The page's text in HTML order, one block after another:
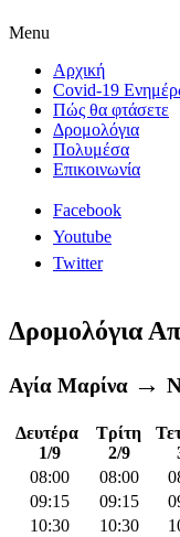
Menu
Αρχική
Covid-19
Πώς θα φτάσετε
Δρομολόγια
Πολυμέσα
Επικοινωνία
Facebook
Youtube
Twitter
Δρομολόγια
Αγία Μαρίνα →
Δευτέρα
1/9
Τρίτη
2/9
08:00
08:00
09:15
09:15
10:30
10:30